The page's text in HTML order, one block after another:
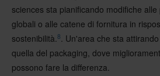
sciences sta pianificando modifiche
globali o alle catene di fornitura in
sostenibilità. 8
. Un'area che sta
quella del packaging, dove
possono fare la differenza.